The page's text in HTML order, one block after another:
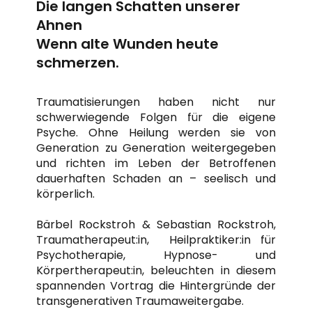
Die langen Schatten unserer
Ahnen
Wenn alte Wunden heute
schmerzen.
Traumatisierungen haben nicht nur
schwerwiegende Folgen für die eigene
Psyche. Ohne Heilung werden sie von
Generation zu Generation weitergegeben
und richten im Leben der Betroffenen
dauerhaften Schaden an – seelisch und
körperlich.
Bärbel Rockstroh & Sebastian Rockstroh,
Traumatherapeut:in, Heilpraktiker:in für
Psychotherapie, Hypnose- und
Körpertherapeut:in, beleuchten in diesem
spannenden Vortrag die Hintergründe der
transgenerativen Traumaweitergabe.